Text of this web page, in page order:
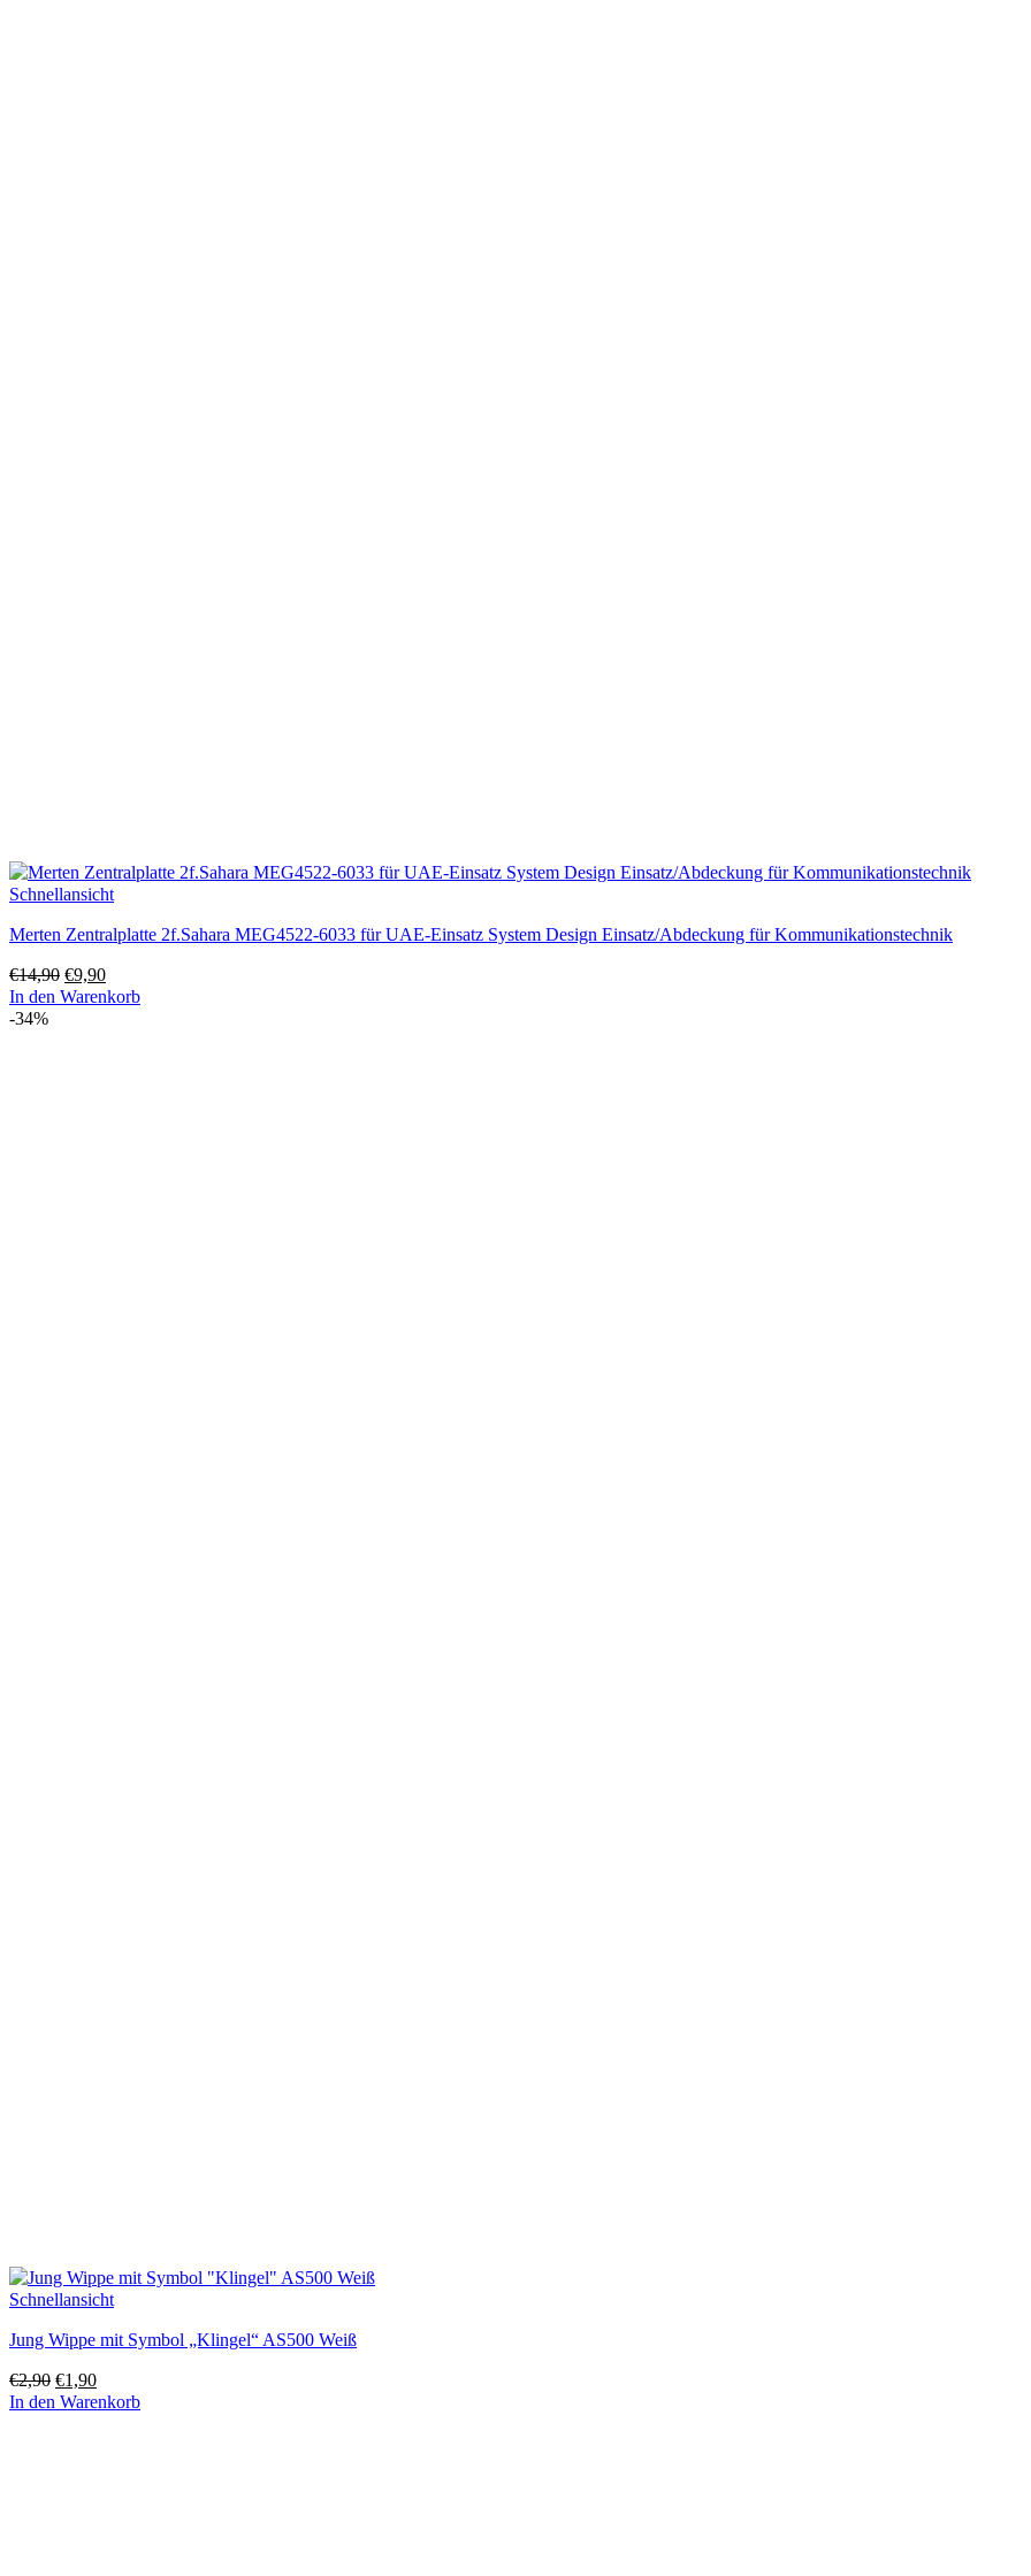
Schnellansicht
Merten Zentralplatte 2f.Sahara MEG4522-6033 für UAE-Einsatz System Design Einsatz/Abdeckung für Kommunikationstechnik
€14,90 Ursprünglicher
Preis
€9,90Aktueller
Preis
In den Warenkorb
-34%
Schnellansicht
Jung Wippe mit Symbol „Klingel“ AS500 Weiß
€2,90 Ursprünglicher
Preis
€1,90Aktueller
Preis
In den Warenkorb